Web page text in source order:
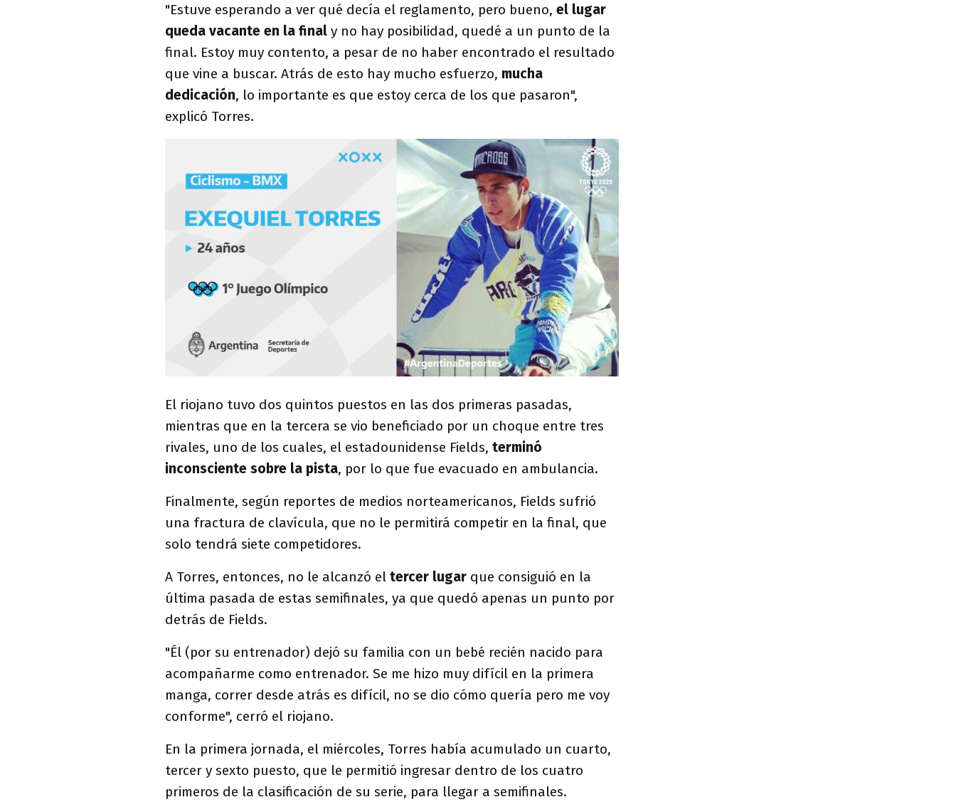
"Estuve esperando a ver qué decía el reglamento, pero bueno, el lugar
queda vacante en la final y no hay posibilidad, quedé a un punto de la
final. Estoy muy contento, a pesar de no haber encontrado el resultado
que vine a buscar. Atrás de esto hay mucho esfuerzo, mucha
dedicación, lo importante es que estoy cerca de los que pasaron",
explicó Torres.
El riojano tuvo dos quintos puestos en las dos primeras pasadas,
mientras que en la tercera se vio beneficiado por un choque entre tres
rivales, uno de los cuales, el estadounidense Fields, terminó
inconsciente sobre la pista, por lo que fue evacuado en ambulancia.
Finalmente, según reportes de medios norteamericanos, Fields sufrió
una fractura de clavícula, que no le permitirá competir en la final, que
solo tendrá siete competidores.
A Torres, entonces, no le alcanzó el tercer lugar que consiguió en la
última pasada de estas semifinales, ya que quedó apenas un punto por
detrás de Fields.
"Él (por su entrenador) dejó su familia con un bebé recién nacido para
acompañarme como entrenador. Se me hizo muy difícil en la primera
manga, correr desde atrás es difícil, no se dio cómo quería pero me voy
conforme", cerró el riojano.
En la primera jornada, el miércoles, Torres había acumulado un cuarto,
tercer y sexto puesto, que le permitió ingresar dentro de los cuatro
primeros de la clasificación de su serie, para llegar a semifinales.